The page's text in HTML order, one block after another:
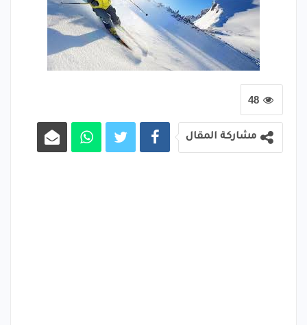
48
مشاركة المقال